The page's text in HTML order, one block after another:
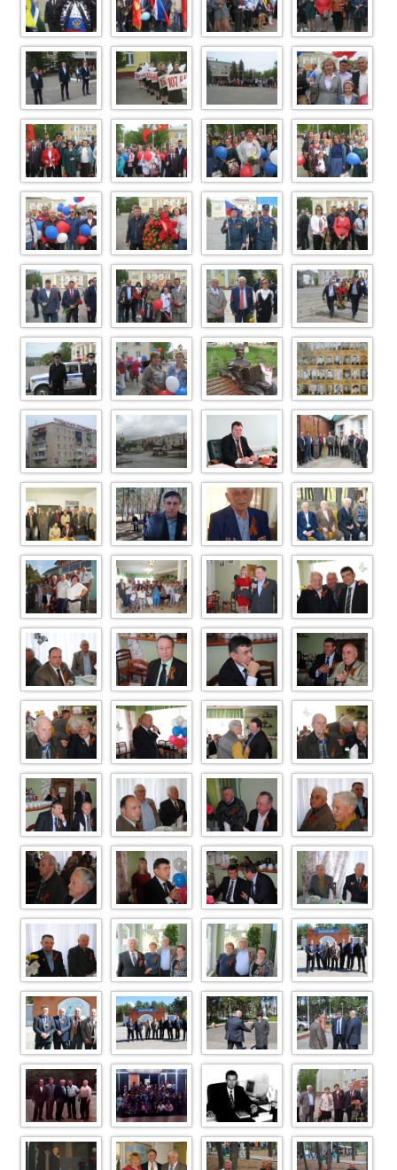
IMG 6914 IMG 6913 IMG 6911 IMG 6909
IMG 6908 IMG 6902 IMG 6896 IMG 6892
IMG 6890 IMG 6888 IMG 6885 IMG 6884
IMG 6882 IMG 6879 IMG 6878 IMG 6875
IMG 6873 IMG 6871 IMG 6868 IMG 6865
IMG 6864 IMG 6862 IMG 6814 IMG 6806
IMG 6606 IMG 6480
Шель Леонид
Леонидович
AHN1UG0CAJQ
JX63CAFACN40
CACFCLN6CAO
F5RBWCAUO3
MWZCA7PKLTU
CA43XHHFCAZ
SOD2ECABDYV
A96E5R6CA9TV
VOMCA4JKY4C
CAP4DS6WCAS
UNBG1CA2BM0
K0CAKP48NCC
AWKO9V9CAAW
0HWF
ACJ022ICAI82V
Z1CAQOC34TC
A3035ZFCABPM
9YXCA36ISGPC
ADP77IBCA6E3
V7DCADY0STS
CAE4DCNCCAG
2HCAQN92HOC
APJF3ZFCA76Y
ER7CABIIVIZCA
7EATNKCA84RY
F7CALO4FN8C
ATIFKJO
Image Article 14 DSC03710ф DSC03705
I I (7)й DSC 1407 DSC 1396
DSC 1358 DSC 1357 DSC 1356 DSC 1349
DSC 1327 DSC 1325 DSC 1299 DSC 1296
DSC 1284 DSC 1283 DSC 1282 DSC 1281
DSC 1279 DSC 1278 DSC 1262 DSC 1241
DSC 1240 DSC 1235 DSC 1232 DSC 1229
DSC 1228 DSC 1226 DSC 1214 DSC 1207
Незаметдинов
Юбилей
Пряхина
Шараськин техSSA41092